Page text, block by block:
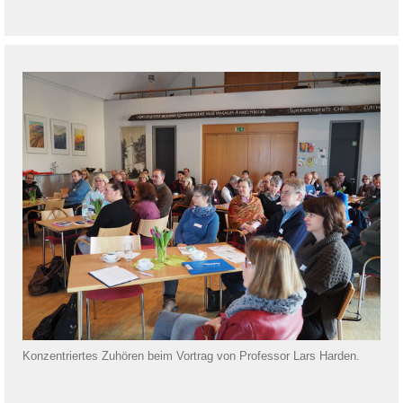
Konzentriertes Zuhören beim Vortrag von Professor Lars Harden.